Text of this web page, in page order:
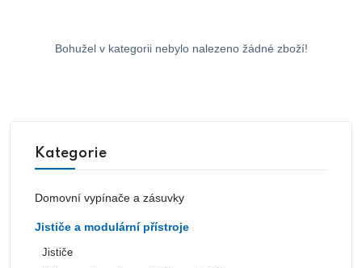
Bohužel v kategorii nebylo nalezeno žádné zboží!
Kategorie
Domovní vypínače a zásuvky
Jističe a modulární přístroje
Jističe